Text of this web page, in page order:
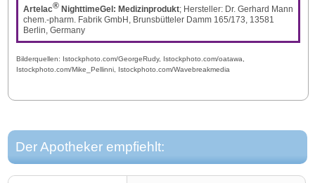
Artelac®NighttimeGel: Medizinprodukt; Hersteller: Dr. Gerhard Mann
chem.-pharm. Fabrik GmbH, Brunsbütteler Damm 165/173, 13581
Berlin, Germany
Bilderquellen: Istockphoto.com/GeorgeRudy, Istockphoto.com/oatawa,
Istockphoto.com/Mike_Pellinni, Istockphoto.com/Wavebreakmedia
Der Apotheker empfiehlt: